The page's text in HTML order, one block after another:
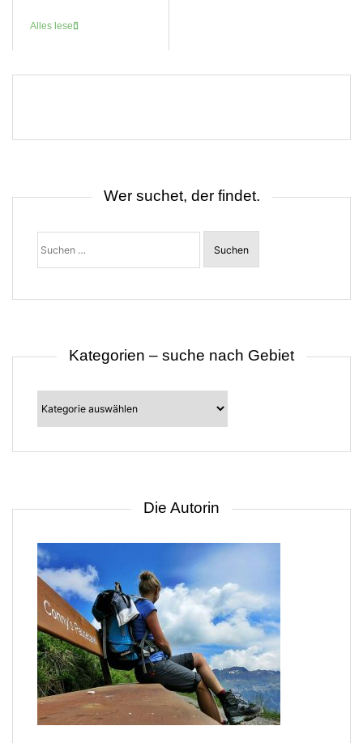
Alles lesen
Wer suchet, der findet.
Suchen
nach:
Kategorien – suche nach Gebiet
–
suche
nach
Die Autorin